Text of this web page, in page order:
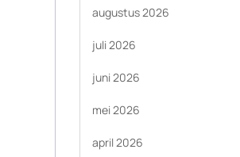
augustus 2026
juli 2026
juni 2026
mei 2026
april 2026